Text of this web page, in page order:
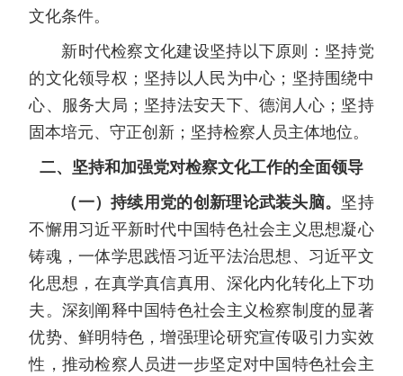
文化条件。
新时代检察文化建设坚持以下原则：坚持党
的文化领导权；坚持以人民为中心；坚持围绕中
心、服务大局；坚持法安天下、德润人心；坚持
固本培元、守正创新；坚持检察人员主体地位。
二、坚持和加强党对检察文化工作的全面领导
（一）持续用党的创新理论武装头脑。 坚持
不懈用习近平新时代中国特色社会主义思想凝心
铸魂，一体学思践悟习近平法治思想、习近平文
化思想，在真学真信真用、深化内化转化上下功
夫。深刻阐释中国特色社会主义检察制度的显著
优势、鲜明特色，增强理论研究宣传吸引力实效
性，推动检察人员进一步坚定对中国特色社会主